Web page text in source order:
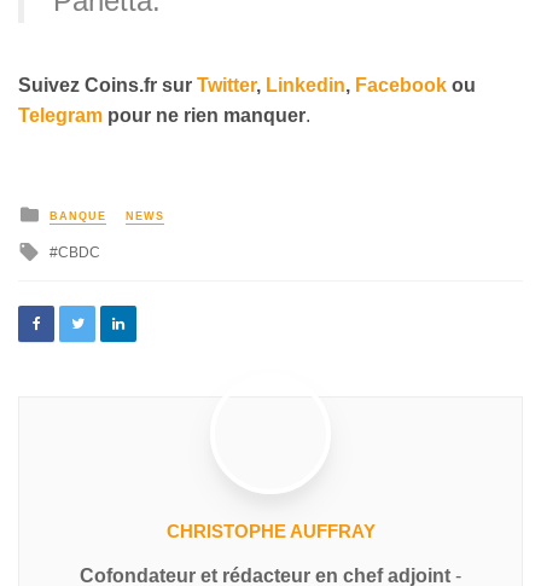
Suivez Coins.fr sur Twitter, Linkedin, Facebook ou
Telegram pour ne rien manquer.
BANQUE NEWS
CBDC
CHRISTOPHE AUFFRAY
Cofondateur et rédacteur en chef adjoint -